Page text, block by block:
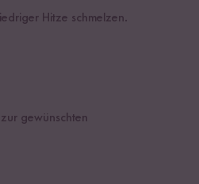
Hitze schmelzen.
gewünschten